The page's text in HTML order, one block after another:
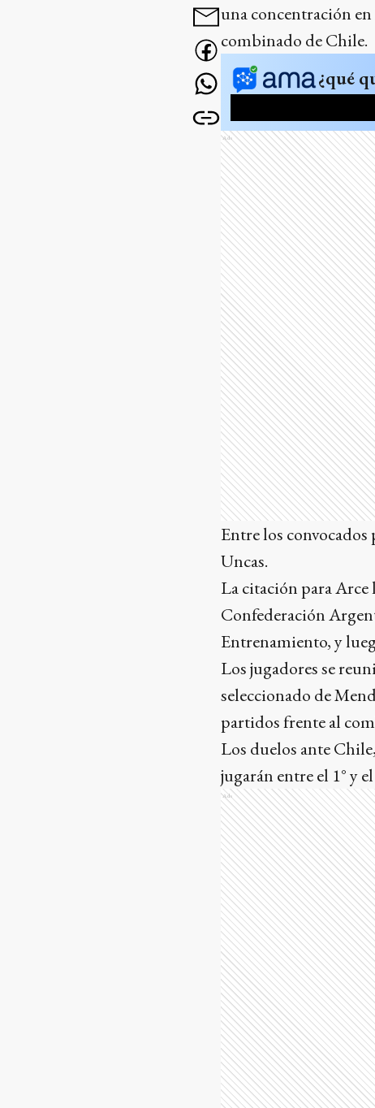
una concentración
combinado de Chile.
¿qué
Ads
Entre los
Uncas.
La citación para Arce
Confederación
Entrenamiento, y
Los jugadores se
seleccionado de
partidos frente al
Los duelos ante
jugarán entre el 1° y
Ads